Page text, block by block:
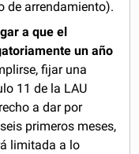
de arrendamiento).
a que el
un año
fijar una
11 de la LAU
a dar por
primeros meses,
limitada a lo